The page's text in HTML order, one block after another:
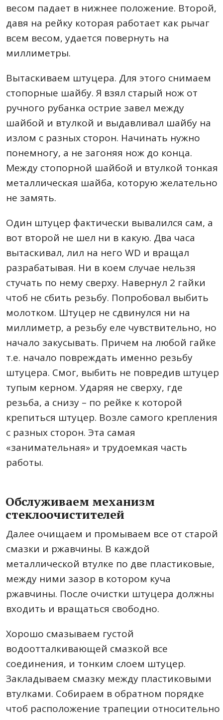
весом падает в нижнее положение. Второй,
давя на рейку которая работает как рычаг
всем весом, удается повернуть на
миллиметры.
Вытаскиваем штуцера. Для этого снимаем
стопорные шайбу. Я взял старый нож от
ручного рубанка острие завел между
шайбой и втулкой и выдавливал шайбу на
излом с разных сторон. Начинать нужно
понемногу, а не загоняя нож до конца.
Между стопорной шайбой и втулкой тонкая
металлическая шайба, которую желательно
не замять.
Один штуцер фактически вывалился сам, а
вот второй не шел ни в какую. Два часа
вытаскивал, лил на него WD и вращал
разрабатывая. Ни в коем случае нельзя
стучать по нему сверху. Навернул 2 гайки
чтоб не сбить резьбу. Попробовал выбить
молотком. Штуцер не сдвинулся ни на
миллиметр, а резьбу еле чувствительно, но
начало закусывать. Причем на любой гайке
т.е. начало повреждать именно резьбу
штуцера. Смог, выбить не повредив штуцер
тупым керном. Ударяя не сверху, где
резьба, а снизу – по рейке к которой
крепиться штуцер. Возле самого крепления
с разных сторон. Эта самая
«занимательная» и трудоемкая часть
работы.
Обслуживаем механизм
стеклоочистителей
Далее очищаем и промываем все от старой
смазки и ржавчины. В каждой
металлической втулке по две пластиковые,
между ними зазор в котором куча
ржавчины. После очистки штуцера должны
входить и вращаться свободно.
Хорошо смазываем густой
водоотталкивающей смазкой все
соединения, и тонким слоем штуцер.
Закладываем смазку между пластиковыми
втулками. Собираем в обратном порядке
чтоб расположение трапеции относительно